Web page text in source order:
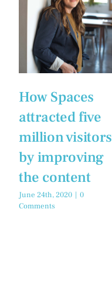
How Spaces
attracted five
million visitors
by improving
the content
June 24th, 2020 | 0
Comments